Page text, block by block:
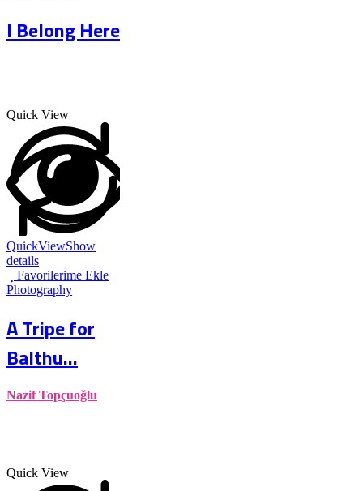
I Belong Here
Quick View
QuickViewShow
details
Favorilerime Ekle
Photography
A Tripe for
Balthu...
Nazif Topçuoğlu
Quick View